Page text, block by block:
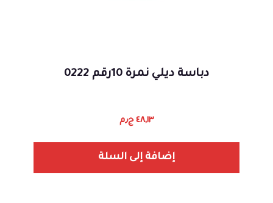
دباسة ديلي نمرة 10رقم 0222
٤٨,١٣ ج٫م
إضافة إلى السلة